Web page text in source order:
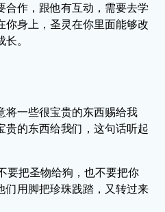
合作，跟他有互动，需要去学
你身上，圣灵在你里面能够改
。
将一些很宝贵的东西赐给我
贵的东西给我们，这句话听起
要把圣物给狗，也不要把你
们用脚把珍珠践踏，又转过来